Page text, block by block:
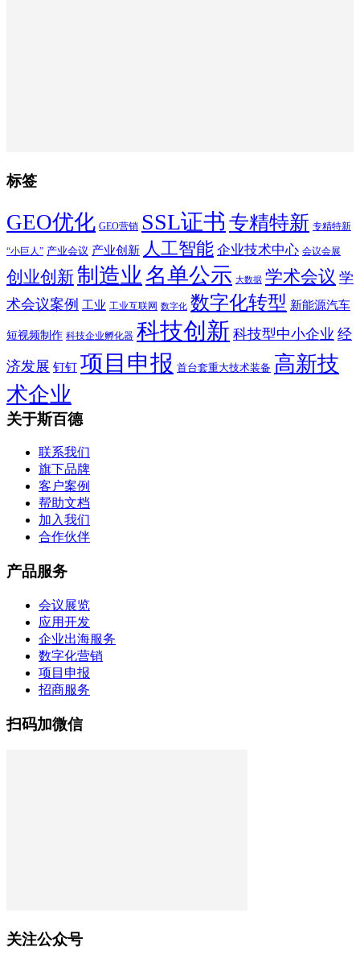
标签
GEO优化 GEO营销 SSL证书 专精特新 专精特新
“小巨人” 产业会议 产业创新 人工智能 企业技术中心 会议会展
创业创新制造业 名单公示 大数据 学术会议 学
术会议案例 工业 工业互联网 数字化 数字化转型 新能源汽车
短视频制作 科技企业孵化器 科技创新 科技型中小企业 经
济发展 钉钉 项目申报 首台套重大技术装备 高新技
术企业
关于斯百德
联系我们
旗下品牌
客户案例
帮助文档
加入我们
合作伙伴
产品服务
会议展览
应用开发
企业出海服务
数字化营销
项目申报
招商服务
扫码加微信
关注公众号